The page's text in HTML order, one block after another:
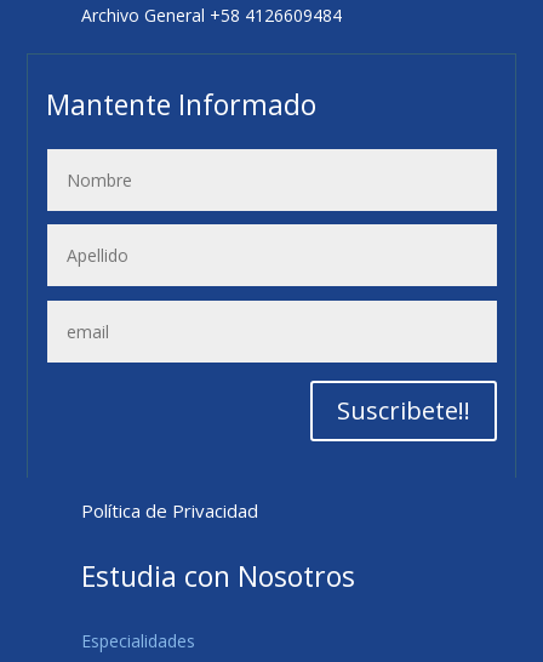
Archivo General +58 4126609484
Mantente Informado
Suscribete!!
Política de Privacidad
Estudia con Nosotros
Especialidades